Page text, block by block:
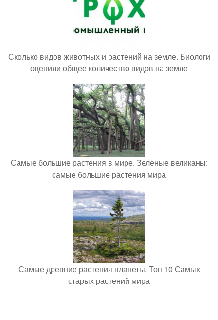
Сколько видов животных и растений на земле. Биологи
оценили общее количество видов на земле
Самые большие растения в мире. Зеленые великаны:
самые большие растения мира
Самые древние растения планеты. Топ 10 Самых
старых растений мира